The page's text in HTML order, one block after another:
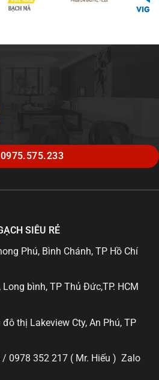
0975.575.233
SIÊU RẺ
Phú, Bình Chánh, TP Hồ Chí
bình, TP Thủ Đức,TP. HCM
thị Lakeview Cty, An Phú, TP
/ 0978 352 217( Mr. Hiếu ) Zalo